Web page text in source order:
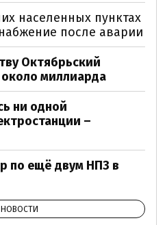
населенных пунктах
после аварии
Октябрьский
миллиарда
ни одной
–
по ещё двум НПЗ в
НОВОСТИ